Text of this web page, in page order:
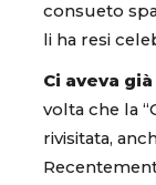
consueto
li ha resi
Ci aveva
volta che la
rivisitata,